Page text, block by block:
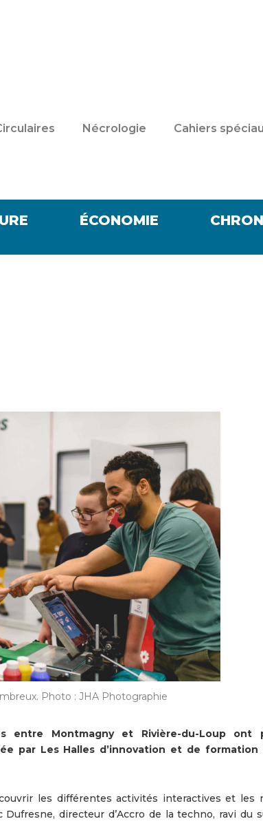
Nécrologie Cahiers
ÉCONOMIE
Photo : JHA Photographie
entre Montmagny et Rivière-du-Loup ont
par Les Halles d’innovation et de formation
les différentes activités interactives et les
directeur d’Accro de la techno, ravi du